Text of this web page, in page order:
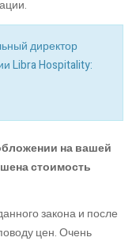
директор
Libra Hospitality:
на вашей
стоимость
закона и после
цен. Очень